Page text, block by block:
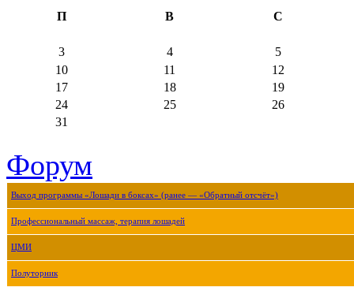
П В С
3 4
5
10
11
12
17
18
19
24
25
26
31
Форум
Выход программы «Лошади в боксах» (ранее — «Обратный отсчёт»)
Профессиональный массаж, терапия лошадей
ЦМИ
Полуторник